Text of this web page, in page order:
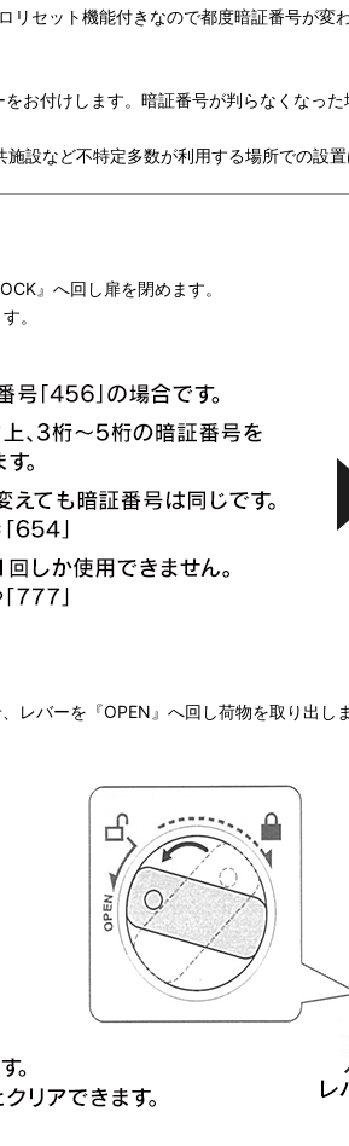
リセット機能付きなので都度暗証番号が
お付けします。暗証番号が判らなくなっ
設など不特定多数が利用する場所での設
』へ回し扉を閉めます。
。
レバーを『OPEN』へ回し荷物を取り出し